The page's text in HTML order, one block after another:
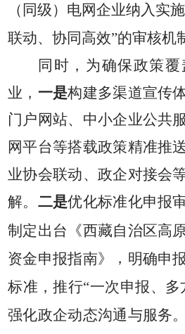
（同级）电网企业纳入实
联动、协同高效”的审核机
同时，为确保政策
业， 一是构建多渠道宣传
门户网站、中小企业公共
网平台等搭载政策精准推
业协会联动、政企对接会
解。 二是优化标准化申报
制定出台《西藏自治区高
资金申报指南》
， 明确申
标准，推行“一次申报、
强化政企动态沟通与服务。